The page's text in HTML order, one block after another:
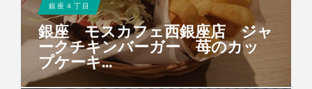
銀座４丁目
銀座 モスカフェ西銀座店 ジャ
ークチキンバーガー 苺のカッ
プケーキ...